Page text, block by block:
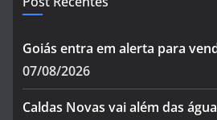
Goiás entra em alerta para
07/08/2026
Caldas Novas vai além das